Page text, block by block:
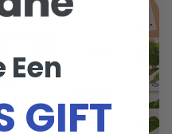
Een
GIFT